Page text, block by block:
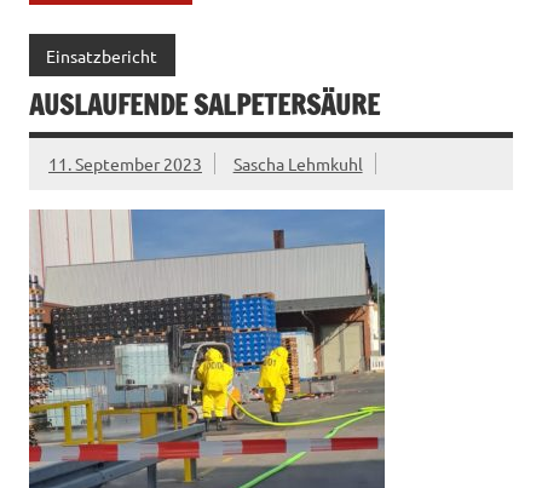
Einsatzbericht
AUSLAUFENDE SALPETERSÄURE
11. September 2023 Sascha Lehmkuhl